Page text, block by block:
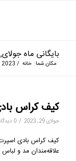
بایگانی ماه جولای, 2023
مکان شما: خانه /
2023
کیف کراس
جولای 29, 2023 / 0 دیدگاه
کیف کراس بادی
علاقه‌مندان مد و لباس